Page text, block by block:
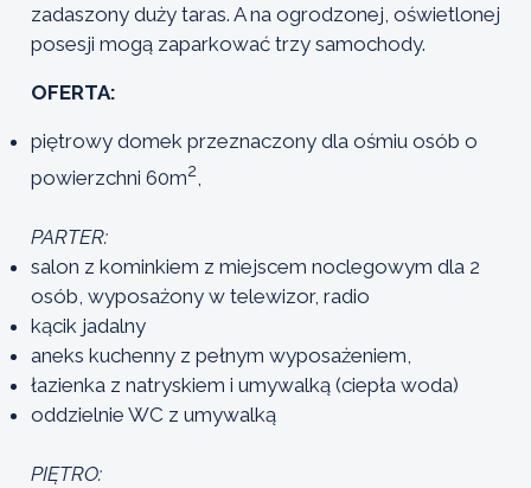
zadaszony duży taras. A na ogrodzonej, oświetlonej
posesji mogą zaparkować trzy samochody.
OFERTA:
piętrowy domek przeznaczony dla ośmiu osób o
powierzchni 60m2
PARTER:
salon z kominkiem z miejscem noclegowym dla 2
osób, wyposażony w telewizor, radio
kącik jadalny
aneks kuchenny z pełnym wyposażeniem,
łazienka z natryskiem i umywalką (ciepła woda)
oddzielnie WC z umywalką
PIĘTRO: